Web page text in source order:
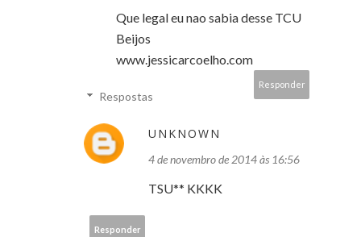
Que legal eu nao sabia desse TCU
Beijos
www.jessicarcoelho.com
Responder
Respostas
UNKNOWN
4 de novembro de 2014 às 16:56
TSU** KKKK
Responder